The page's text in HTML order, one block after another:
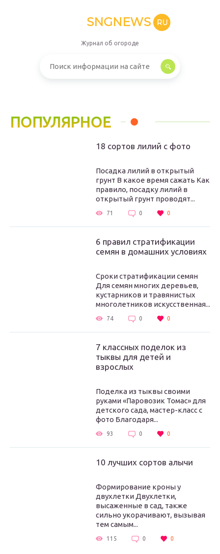
SNGNEWS RU
Журнал об огороде
ПОПУЛЯРНОЕ
18 сортов лилий с фото
Посадка лилий в открытый
грунт В какое время сажать Как
правило, посадку лилий в
открытый грунт проводят...
71 0 0
6 правил стратификации
семян в домашних условиях
Сроки стратификации семян
Для семян многих деревьев,
кустарников и травянистых
многолетников искусственная...
74 0 0
7 классных поделок из
тыквы для детей и
взрослых
Поделка из тыквы своими
руками «Паровозик Томас» для
детского сада, мастер-класс с
фото Благодаря...
93 0 0
10 лучших сортов алычи
Формирование кроны у
двухлетки Двухлетки,
высаженные в сад, также
сильно укорачивают, вызывая
тем самым...
115 0 0